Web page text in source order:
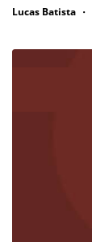
Lucas Batista •